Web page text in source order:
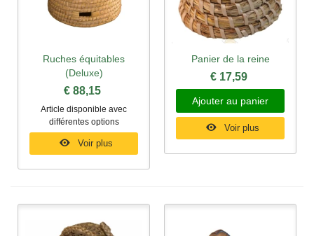
Ruches équitables
(Deluxe)
€ 88,15
Article disponible avec
différentes options
Voir plus
Panier de la reine
€ 17,59
Ajouter au panier
Voir plus